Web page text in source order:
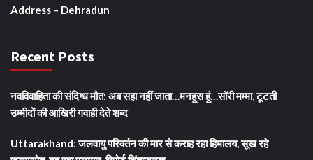
Address – Dehradun
Recent Posts
नवविवाहिता की संदिग्ध मौत: अब सहा नहीं जाता…मनहूस हूं…सॉरी मम्मा, टूटती
उम्मीदों की आखिरी गवाही देते शब्द
Uttarakhand: जलवायु परिवर्तन की मार से कराह रहा हिमालय, सूख रहे